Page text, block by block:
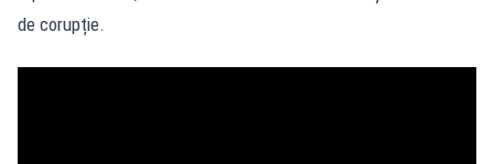
de corupție.